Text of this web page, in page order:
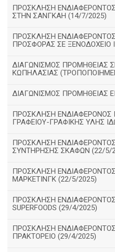
ΠΡΟΣΚΛΗΣΗ
ΣΤΗΝ ΣΑΝΓΚΑΗ (14/7/2025)
ΠΡΟΣΚΛΗΣΗ
ΠΡΟΣΦΟΡΑΣ ΣΕ ΞΕΝΟΔΟΧΕΙΟ
ΔΙΑΓΩΝΙΣΜΟΣ ΠΡΟΜΗΘΕΙΑΣ
ΚΩΠΗΛΑΣΙΑΣ
ΔΙΑΓΩΝΙΣΜΟΣ ΠΡΟΜΗΘΕΙΑΣ
ΠΡΟΣΚΛΗΣΗ ΕΝΔΙΑΦΕΡΟΝΟΣ
ΓΡΑΦΕΙΟΥ-ΓΡΑΦΙΚΗΣ ΥΛΗΣ
ΠΡΟΣΚΛΗΣΗ ΕΝΔΙΑΦΕΡΟΝΤΟΣ
ΣΥΝΤΗΡΗΣΗΣ ΣΚΑΦΩΝ (22/5/
ΠΡΟΣΚΛΗΣΗ ΕΝΔΙΑΦΕΡΟΝΤΟΣ
ΜΑΡΚΕΤΙΝΓΚ (22/5/2025)
ΠΡΟΣΚΛΗΣΗ
SUPERFOODS (29/4/2025)
ΠΡΟΣΚΛΗΣΗ ΕΝΔΙΑΦΕΡΟΝΤΟΣ
ΠΡΑΚΤΟΡΕΙΟ (29/4/2025)